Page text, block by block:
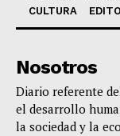
CULTURA
Nosotros
Diario referente
el desarrollo
la sociedad y la